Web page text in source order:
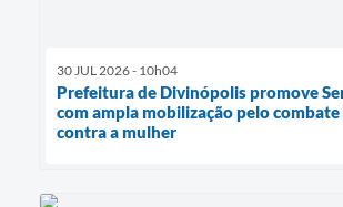
30 JUL 2026 - 10h04
Prefeitura de Divinópolis promove
com ampla mobilização pelo
contra a mulher